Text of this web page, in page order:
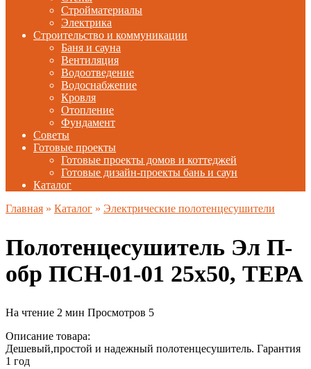
Стройматериалы
Электрика
Строительство и коммуникации
Баня и сауна
Вентиляция
Водоотведение
Водоснабжение
Кровля
Отопление
Фундамент
Советы
Готовые проекты
Готовые проекты домов и коттеджей
Готовые дизайн-проекты бань и саун
Каталог
Главная » Каталог » Электрические полотенцесушители
Полотенцесушитель Эл П-
обр ПСН-01-01 25х50, ТЕРА
На чтение 2 мин Просмотров 5
Описание товара:
Дешевый,простой и надежный полотенцесушитель. Гарантия
1 год